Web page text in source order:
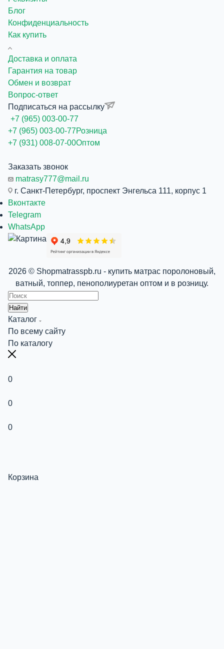
Блог
Конфиденциальность
Как купить
Доставка и оплата
Гарантия на товар
Обмен и возврат
Вопрос-ответ
Подписаться на рассылку
+7 (965) 003-00-77
+7 (965) 003-00-77Розница
+7 (931) 008-07-00Оптом
Заказать звонок
matrasy777@mail.ru
г. Санкт-Петербург, проспект Энгельса 111, корпус 1
Вконтакте
Telegram
WhatsApp
2026 © Shopmatrasspb.ru - купить матрас поролоновый,
ватный, топпер, пенополиуретан оптом и в розницу.
Найти
Каталог
По всему сайту
По каталогу
0
0
0
Корзина